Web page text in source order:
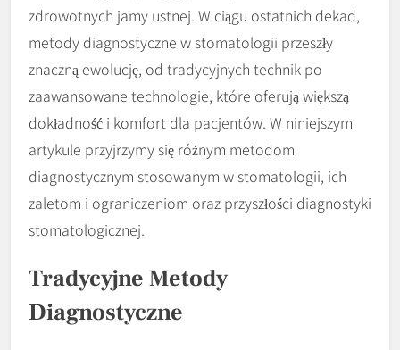
zdrowotnych jamy ustnej. W ciągu ostatnich dekad,
metody diagnostyczne w stomatologii przeszły
znaczną ewolucję, od tradycyjnych technik po
zaawansowane technologie, które oferują większą
dokładność i komfort dla pacjentów. W niniejszym
artykule przyjrzymy się różnym metodom
diagnostycznym stosowanym w stomatologii, ich
zaletom i ograniczeniom oraz przyszłości diagnostyki
stomatologicznej.
Tradycyjne Metody
Diagnostyczne